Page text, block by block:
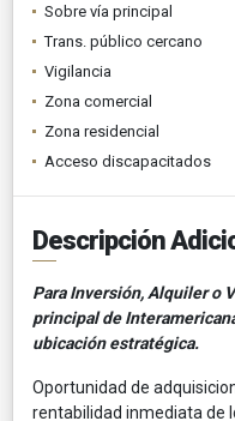
Sobre vía principal
Trans. público cercano
Vigilancia
Zona comercial
Zona residencial
Acceso discapacitados
Descripción
Para Inversión, Alquiler o
principal de
ubicación estratégica.
Oportunidad de
rentabilidad inmediata de